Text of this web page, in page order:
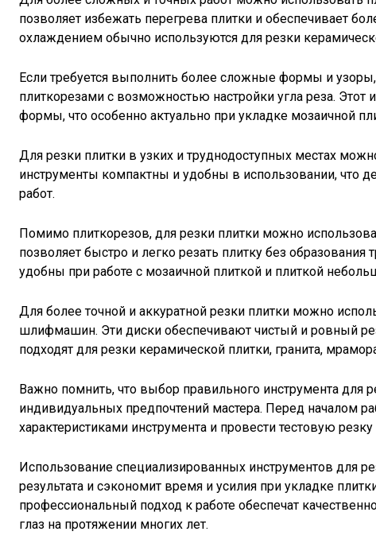
позволяет избежать перегрева плитки и обеспечивает
охлаждением обычно используются для резки
Если требуется выполнить более сложные формы и
плиткорезами с возможностью настройки угла реза. Этот
формы, что особенно актуально при укладке мозаичной
Для резки плитки в узких и труднодоступных местах
инструменты компактны и удобны в использовании, что
работ.
Помимо плиткорезов, для резки плитки можно
позволяет быстро и легко резать плитку без
удобны при работе с мозаичной плиткой и плиткой
Для более точной и аккуратной резки плитки можно
шлифмашин. Эти диски обеспечивают чистый и ровный
подходят для резки керамической плитки, гранита,
Важно помнить, что выбор правильного инструмента для
индивидуальных предпочтений мастера. Перед началом
характеристиками инструмента и провести тестовую
Использование специализированных инструментов для
результата и сэкономит время и усилия при укладке
профессиональный подход к работе обеспечат
глаз на протяжении многих лет.